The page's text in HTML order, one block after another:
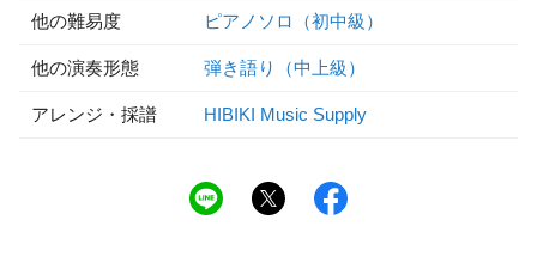
他の難易度 ピアノソロ（初中級）
他の演奏形態 弾き語り（中上級）
アレンジ・採譜 HIBIKI Music Supply